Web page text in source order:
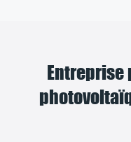
Entreprise